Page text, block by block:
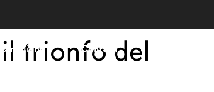
clienti Contatti
trionfo del